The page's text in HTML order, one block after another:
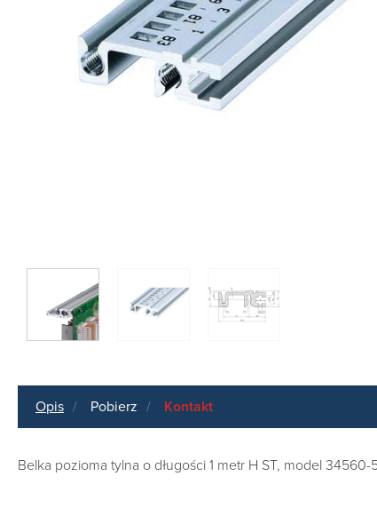
Opis Pobierz Kontakt
Belka pozioma tylna o długości 1 metr H ST, model